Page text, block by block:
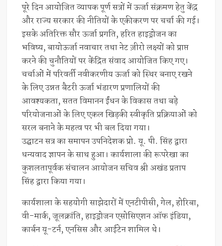
पूरे दिन आयोजित व्यापक पूर्ण सत्रों में ऊर्जा संक्रमण हेतु केंद्र
और राज्य सरकार की नीतियों के एकीकरण पर चर्चा की गई।
इसके अतिरिक्त सौर ऊर्जा प्रगति, हरित हाइड्रोजन का
भविष्य, बायोऊर्जा नवाचार तथा नेट ज़ीरो लक्ष्यों को प्राप्त
करने की चुनौतियों पर केंद्रित संवाद आयोजित किए गए।
चर्चाओं में परिवर्ती नवीकरणीय ऊर्जा को स्थिर बनाए रखने
के लिए उन्नत बैटरी ऊर्जा भंडारण प्रणालियों की
आवश्यकता, सतत विमानन ईंधन के विकास तथा बड़े
परियोजनाओं के लिए एकल खिड़की स्वीकृति प्रक्रियाओं को
सरल बनाने के महत्व पर भी बल दिया गया।
उद्घाटन सत्र का समापन उपनिदेशक प्रो. यू. पी. सिंह द्वारा
धन्यवाद ज्ञापन के साथ हुआ। कार्यशाला की रूपरेखा का
कुशलतापूर्वक संचालन आयोजन सचिव श्री अखंड प्रताप
सिंह द्वारा किया गया।
कार्यशाला के सहयोगी साझेदारों में एनटीपीसी, गेल, होरिबा,
वी-मार्क, जूलक्रांति, हाइड्रोजन एसोसिएशन ऑफ इंडिया,
कार्बन यू-टर्न, एनसिस और आईटेन शामिल थे।